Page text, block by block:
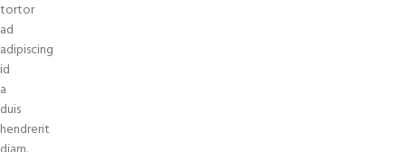
tortor
ad
adipiscing
id
a
duis
hendrerit